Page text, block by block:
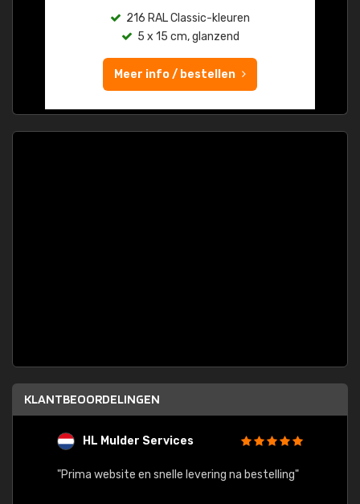
216 RAL Classic-kleuren
5 x 15 cm, glanzend
Meer info / bestellen
KLANTBEOORDELINGEN
HL Mulder Services
"Prima website en snelle levering na bestelling"